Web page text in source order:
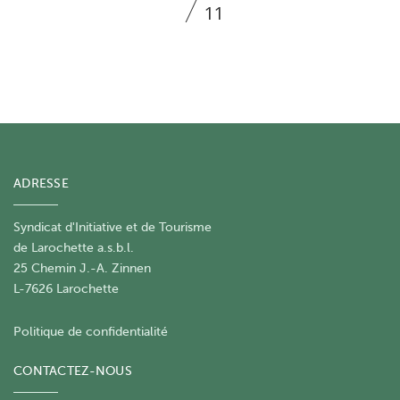
11
ADRESSE
Syndicat d'Initiative et de Tourisme
de Larochette a.s.b.l.
25 Chemin J.-A. Zinnen
L-7626 Larochette
Politique de confidentialité
CONTACTEZ-NOUS